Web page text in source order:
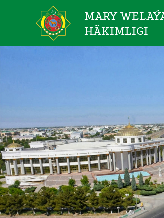
MARY
HÄKIMLIGI